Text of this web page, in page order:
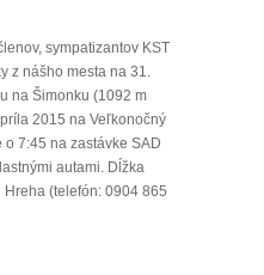
sympatizantov KST
z nášho mesta na 31.
na Šimonku (1092 m
2015 na Veľkonočný
7:45 na zastávke SAD
autami. Dĺžka
Hreha (telefón: 0904 865